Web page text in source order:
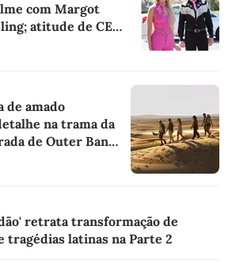
com Margot
atitude de CEO
de amado
na trama da
de Outer Banks
retrata transformação de
tragédias latinas na Parte 2